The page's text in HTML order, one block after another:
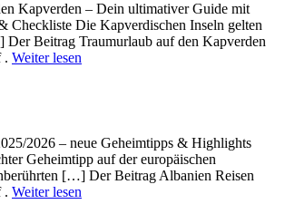
Kapverden – Dein ultimativer Guide mit
Checkliste Die Kapverdischen Inseln gelten
Beitrag Traumurlaub auf den Kapverden
. Weiter lesen
2026 – neue Geheimtipps & Highlights
Geheimtipp auf der europäischen
[…] Der Beitrag Albanien Reisen
. Weiter lesen